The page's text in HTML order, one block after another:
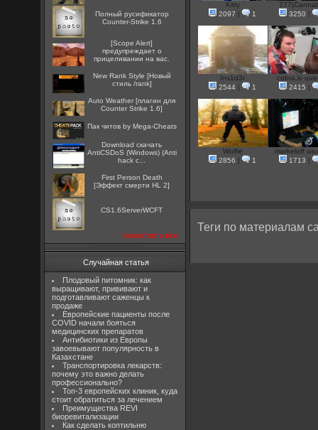
Полный русификатор
Counter-Strike 1.6
[Scope Alert]
предупреждает о
прицеливании на вас.
New Rank Style [Новый
стиль /rank]
Auto Weather [плагин для
Counter Strike 1.6]
Пак читов by Mega-Cheats
Download скачать
AntiCSDoS (Windows) (Anti
hack c...
First Person Death
[Эффект смерти HL 2]
CS1.6ServerWCFT
посмотреть все
Случайная статья
Плодовый питомник: как
выращивают, прививают и
подготавливают саженцы к
продаже
Европейские пациенты после
COVID начали бояться
медицинских препаратов
Антибиотики из Европы
завоевывают популярность в
Казахстане
Транспортировка лекарств:
почему это важно делать
профессионально?
Топ-3 европейских клиник, куда
стоит обратиться за лечением
Преимущества REVI
биоревитализации
Как сделать коптильню
Kitty
2097
| 1
3250
|
Ins1d3r
2544 | 1
cobra.lv
2415
|
Wolfie
2856
| 1
markeloff
1713
|
Теги по материалам